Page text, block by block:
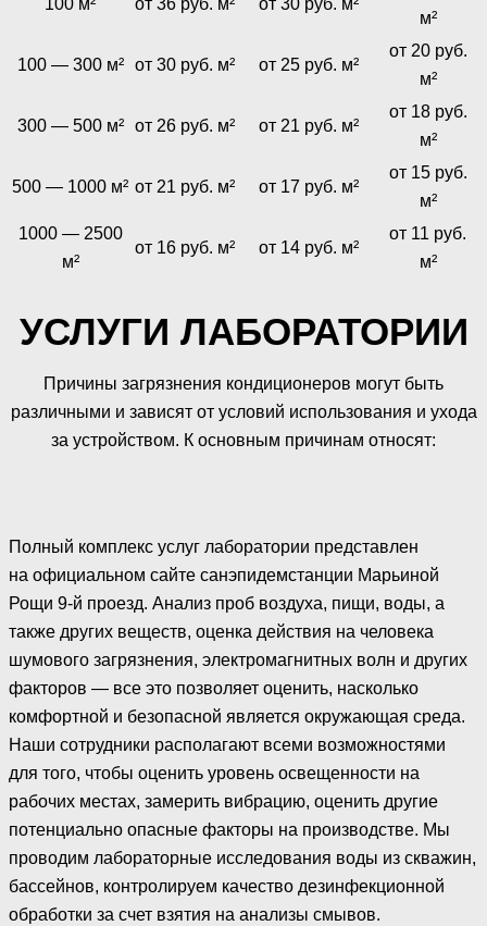
100 м² от 36 руб. м² от 30 руб. м²
м²
100 — 300 м² от 30 руб. м² от 25 руб. м²
от 20 руб.
м²
300 — 500 м² от 26 руб. м² от 21 руб. м²
от 18 руб.
м²
500 — 1000 м² от 21 руб. м² от 17 руб. м²
от 15 руб.
м²
1000 — 2500
м²
от 16 руб. м² от 14 руб. м²
от 11 руб.
м²
УСЛУГИ ЛАБОРАТОРИИ
Причины загрязнения кондиционеров могут быть
различными и зависят от условий использования и ухода
за устройством. К основным причинам относят:
Полный комплекс услуг лаборатории представлен
на официальном сайте санэпидемстанции Марьиной
Рощи 9-й проезд. Анализ проб воздуха, пищи, воды, а
также других веществ, оценка действия на человека
шумового загрязнения, электромагнитных волн и других
факторов — все это позволяет оценить, насколько
комфортной и безопасной является окружающая среда.
Наши сотрудники располагают всеми возможностями
для того, чтобы оценить уровень освещенности на
рабочих местах, замерить вибрацию, оценить другие
потенциально опасные факторы на производстве. Мы
проводим лабораторные исследования воды из скважин,
бассейнов, контролируем качество дезинфекционной
обработки за счет взятия на анализы смывов.